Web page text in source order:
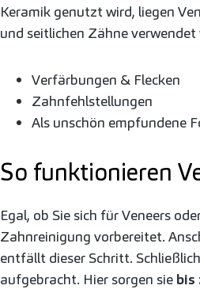
Keramik genutzt wird, liegen
und seitlichen Zähne verwendet
Verfärbungen & Flecken
Zahnfehlstellungen
Als unschön empfundene
So funktionieren
Egal, ob Sie sich für Veneers
Zahnreinigung vorbereitet.
entfällt dieser Schritt.
aufgebracht. Hier sorgen sie bis